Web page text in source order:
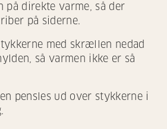
på direkte varme, så der
på siderne.
med skrællen nedad
så varmen ikke er så
pensles ud over stykkerne i